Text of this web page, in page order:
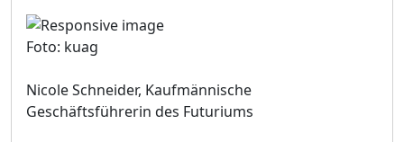
Foto: kuag
Nicole Schneider, Kaufmännische
Geschäftsführerin des Futuriums